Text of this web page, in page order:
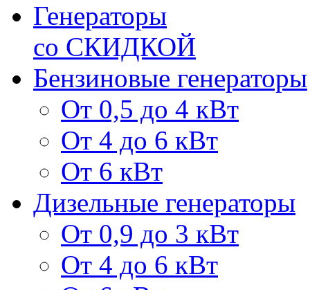
Генераторы
со СКИДКОЙ
Бензиновые генераторы
От 0,5 до 4 кВт
От 4 до 6 кВт
От 6 кВт
Дизельные генераторы
От 0,9 до 3 кВт
От 4 до 6 кВт